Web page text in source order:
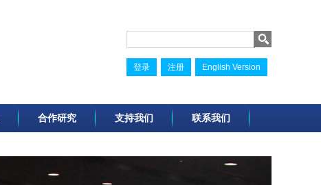
登录 注册 English Version
合作研究 支持我们 联系我们